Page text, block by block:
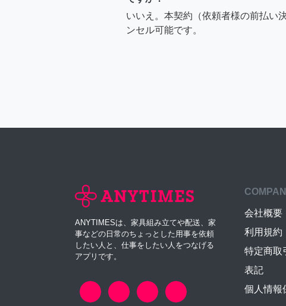
いいえ。本契約（依頼者様の前払い
ンセル可能です。
ANYTIMESは、家具組み立てや配送、家
事などの日常のちょっとした用事を依頼
したい人と、仕事をしたい人をつなげる
アプリです。
会社概要
利用規約
特定商取
表記
個人情報